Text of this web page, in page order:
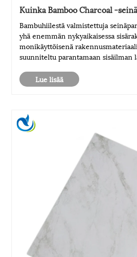
Kuinka Bamboo Charcoal -
Bambuhiilestä valmistettuja
yhä enemmän nykyaikaisessa
monikäyttöisenä
suunniteltu parantamaan sisäilman
artikkelissa kerrotaan, miten nämä
Lue lisää